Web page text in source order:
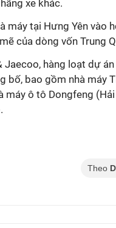
xe khác.
máy tại Hưng Yên vào
của dòng vốn Trung
Jaecoo, hàng loạt dự
bố, bao gồm nhà máy
máy ô tô Dongfeng
Theo